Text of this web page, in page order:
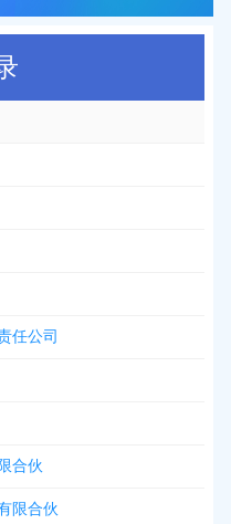
任公司
合伙
限合伙